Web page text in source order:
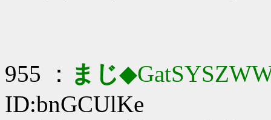
955 ： まじ
ID:bnGCUlKe